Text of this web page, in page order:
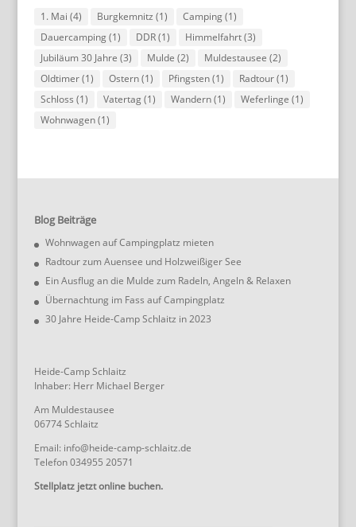
1. Mai (4) Burgkemnitz (1) Camping(1)
Dauercamping(1) DDR(1) Himmelfahrt(3)
Jubiläum 30 Jahre (3) Mulde (2) Muldestausee (2)
Oldtimer(1) Ostern(1) Pfingsten(1) Radtour(1)
Schloss (1) Vatertag(1) Wandern(1) Weferlinge (1)
Wohnwagen(1)
Blog Beiträge
Wohnwagen auf Campingplatz mieten
Radtour zum Auensee und Holzweißiger See
Ein Ausflug an die Mulde zum Radeln, Angeln & Relaxen
Übernachtung im Fass auf Campingplatz
30 Jahre Heide-Camp Schlaitz in 2023
Heide-Camp Schlaitz
Inhaber: Herr Michael Berger
Am Muldestausee
06774 Schlaitz
Email: info@heide-camp-schlaitz.de
Telefon 034955 20571
Stellplatz jetzt online buchen.